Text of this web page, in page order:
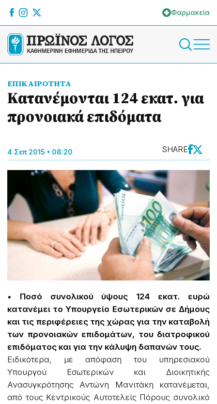
Φαρμακεία
ΕΠΙΚΑΙΡΟΤΗΤΑ
Κατανέμονται 124 εκατ. για
προνοιακά επιδόματα
4 Σεπ 2015 • 08:20 SHARE
• Ποσό συνολικού ύψους 124 εκατ. ευρώ
κατανέμει το Υπουργείο Εσωτερικών σε Δήμους
και τις περιφέρειες της χώρας για την καταβολή
των προνοιακών επιδομάτων, του διατροφικού
επιδόματος και για την κάλυψη δαπανών τους.
Ειδικότερα, με απόφαση του υπηρεσιακού
Υπουργού Εσωτερικών και Διοικητικής
Ανασυγκρότησης Αντώνη Μανιτάκη κατανέμεται,
από τους Κεντρικούς Αυτοτελείς Πόρους συνολικό